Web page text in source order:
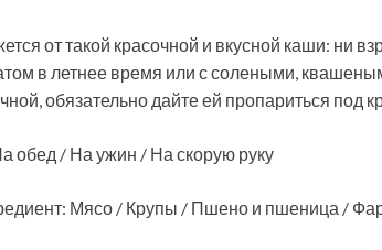
от такой красочной и вкусной каши: ни
в летнее время или с солеными,
обязательно дайте ей пропариться под
обед / На ужин / На скорую руку
Мясо / Крупы / Пшено и пшеница /